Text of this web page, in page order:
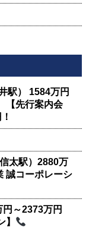
駅） 1584万円
【先行案内会
太駅）2880万
誠コーポレーシ
～2373万円